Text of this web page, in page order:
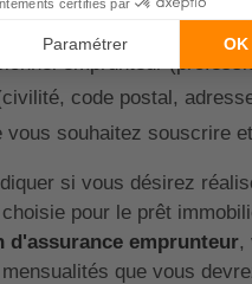
(âge, situation
emprunteur
code postal,
vous souhaitez souscrire
si vous désirez
pour le prêt
d'assurance emprunteur,
que vous